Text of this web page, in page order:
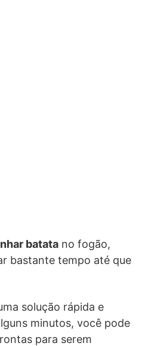
batata no fogão,
bastante tempo até que
solução rápida e
minutos, você pode
para serem